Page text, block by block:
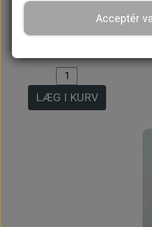
Kølerslange 1/2"
90gr. vinkel
LÆG I KURV
Acceptér